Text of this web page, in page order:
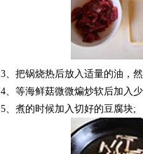
3、把锅烧热后放入适量的油，
4、等海鲜菇微微煸炒软后加入
5、煮的时候加入切好的豆腐块;